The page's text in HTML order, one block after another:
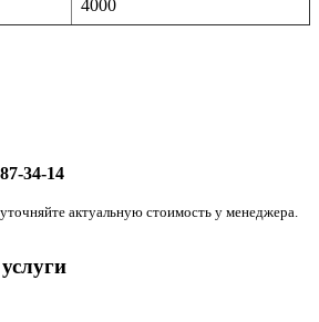
4000
34-14
актуальную стоимость у менеджера.